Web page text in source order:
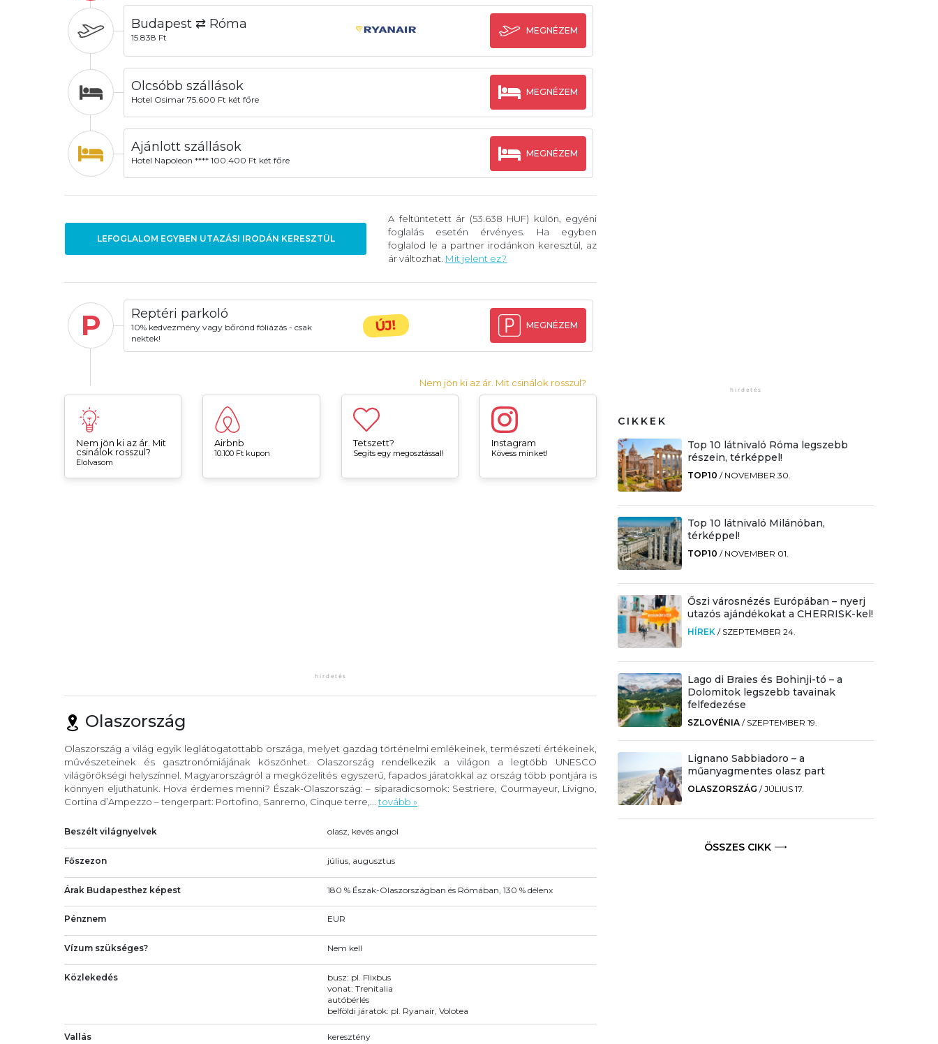
Budapest ⇄ Róma
15.838 Ft
MEGNÉZEM
Olcsóbb szállások
Hotel Osimar 75.600 Ft két főre
MEGNÉZEM
Ajánlott szállások
Hotel Napoleon **** 100.400 Ft két főre
MEGNÉZEM
LEFOGLALOM EGYBEN UTAZÁSI IRODÁN KERESZTÜL
A feltüntetett ár (53.638 HUF) külön, egyéni
foglalás esetén érvényes. Ha egyben
foglalod le a partner irodánkon keresztül, az
ár változhat. Mit jelent ez?
P Reptéri parkoló
10% kedvezmény vagy bőrönd fóliázás - csak
nektek!
ÚJ! MEGNÉZEM
Nem jön ki az ár. Mit csinálok rosszul?
Nem jön ki az ár. Mit
csinálok rosszul?
Elolvasom
Airbnb
10.100 Ft kupon
Tetszett?
Segíts egy megosztással!
Instagram
Kövess minket!
Olaszország
Olaszország a világ egyik leglátogatottabb országa, melyet gazdag történelmi emlékeinek, természeti értékeinek,
művészeteinek és gasztronómiájának köszönhet. Olaszország rendelkezik a világon a legtöbb UNESCO
világörökségi helyszínnel. Magyarországról a megközelítés egyszerű, fapados járatokkal az ország több pontjára is
könnyen eljuthatunk. Hova érdemes menni? Észak-Olaszország: – síparadicsomok: Sestriere, Courmayeur, Livigno,
Cortina d’Ampezzo – tengerpart: Portofino, Sanremo, Cinque terre,... tovább »
Beszélt világnyelvek olasz, kevés angol
Főszezon július, augusztus
Árak Budapesthez képest 180 % Észak-Olaszországban és Rómában, 130 % délenx
Pénznem EUR
Vízum szükséges? Nem kell
Közlekedés
busz: pl. Flixbus
vonat: Trenitalia
autóbérlés
belföldi járatok: pl. Ryanair, Volotea
Vallás keresztény
CIKKEK
Top 10 látnivaló Róma legszebb
részein, térképpel!
TOP10 / NOVEMBER 30.
Top 10 látnivaló Milánóban,
térképpel!
TOP10 / NOVEMBER 01.
Őszi városnézés Európában – nyerj
utazós ajándékokat a CHERRISK-kel!
HÍREK / SZEPTEMBER 24.
Lago di Braies és Bohinji-tó – a
Dolomitok legszebb tavainak
felfedezése
SZLOVÉNIA / SZEPTEMBER 19.
Lignano Sabbiadoro – a
műanyagmentes olasz part
OLASZORSZÁG /JÚLIUS 17.
ÖSSZES CIKK